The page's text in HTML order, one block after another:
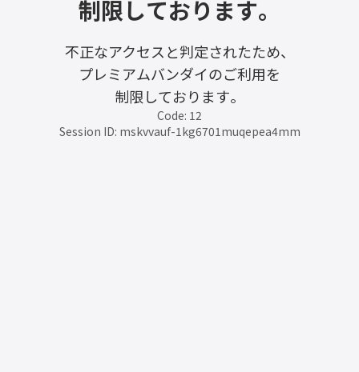
制限しております。
不正なアクセスと判定されたため、
プレミアムバンダイのご利用を
制限しております。
Code: 12
Session ID: mskvvauf-1kg6701muqepea4mm